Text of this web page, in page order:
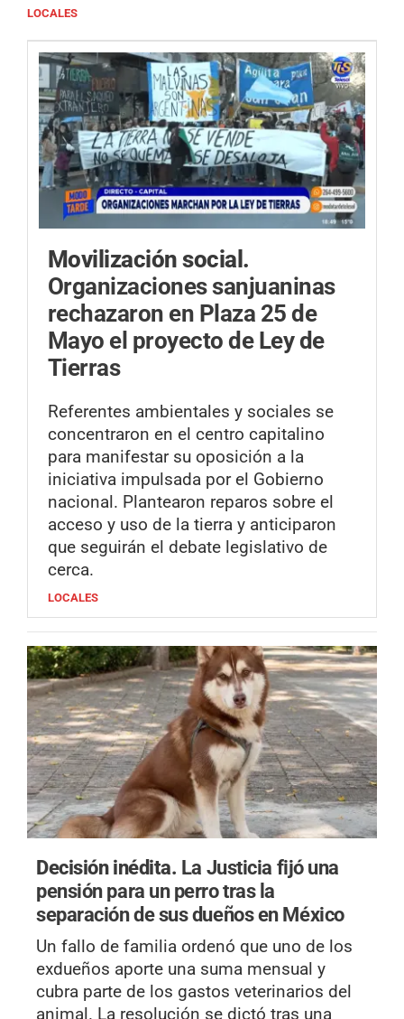
LOCALES
Movilización social.
Organizaciones sanjuaninas
rechazaron en Plaza 25 de
Mayo el proyecto de Ley de
Tierras
Referentes ambientales y sociales se
concentraron en el centro capitalino
para manifestar su oposición a la
iniciativa impulsada por el Gobierno
nacional. Plantearon reparos sobre el
acceso y uso de la tierra y anticiparon
que seguirán el debate legislativo de
cerca.
LOCALES
Decisión inédita. La Justicia fijó una
pensión para un perro tras la
separación de sus dueños en México
Un fallo de familia ordenó que uno de los
exdueños aporte una suma mensual y
cubra parte de los gastos veterinarios del
animal. La resolución se dictó tras una